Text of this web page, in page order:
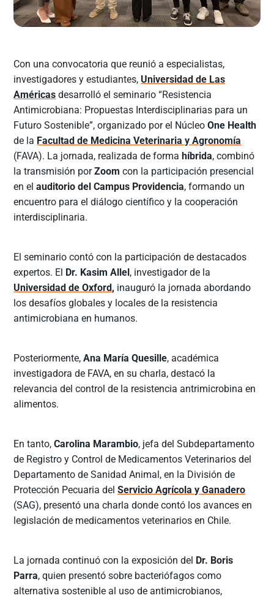
Con una convocatoria que reunió a especialistas,
investigadores y estudiantes, Universidad de Las
Américas desarrolló el seminario “Resistencia
Antimicrobiana: Propuestas Interdisciplinarias para un
Futuro Sostenible”, organizado por el Núcleo One Health
de la Facultad de Medicina Veterinaria y Agronomía
(FAVA). La jornada, realizada de formahíbrida, combinó
la transmisión porZoom con la participación presencial
en elauditorio del Campus Providencia, formando un
encuentro para el diálogo científico y la cooperación
interdisciplinaria.
El seminario contó con la participación de destacados
expertos. El Dr. Kasim Allel, investigador de la
Universidad de Oxford, inauguró la jornada abordando
los desafíos globales y locales de la resistencia
antimicrobiana en humanos.
Posteriormente,Ana María Quesille, académica
investigadora de FAVA, en su charla, destacó la
relevancia del control de la resistencia antrimicrobina en
alimentos.
En tanto,Carolina Marambio, jefa del Subdepartamento
de Registro y Control de Medicamentos Veterinarios del
Departamento de Sanidad Animal, en la División de
Protección Pecuaria delServicio Agrícola y Ganadero
(SAG), presentó una charla donde contó los avances en
legislación de medicamentos veterinarios en Chile.
La jornada continuó con la exposición del Dr. Boris
Parra, quien presentó sobre bacteriófagos como
alternativa sostenible al uso de antimicrobianos,